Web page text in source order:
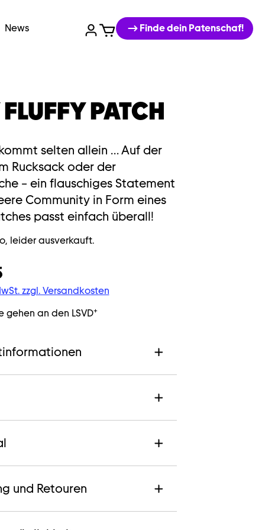
News Finde dein Patenschaf!
PATCH
selten allein … Auf der
Rucksack oder der
– ein flauschiges Statement
Community in Form eines
passt einfach überall!
leider ausverkauft.
zzgl. Versandkosten
gehen an den LSVD+
und Retouren